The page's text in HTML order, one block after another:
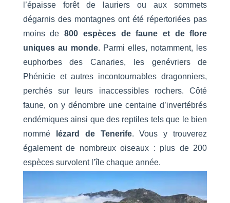
l’épaisse forêt de lauriers ou aux sommets
dégarnis des montagnes ont été répertoriées pas
moins de800 espèces de faune et de flore
uniques au monde. Parmi elles, notamment, les
euphorbes des Canaries, les genévriers de
Phénicie et autres incontournables dragonniers,
perchés sur leurs inaccessibles rochers. Côté
faune, on y dénombre une centaine d’invertébrés
endémiques ainsi que des reptiles tels que le bien
nommé
lézard de Tenerife. Vous y trouverez
également de nombreux oiseaux : plus de 200
espèces survolent l’île chaque année.